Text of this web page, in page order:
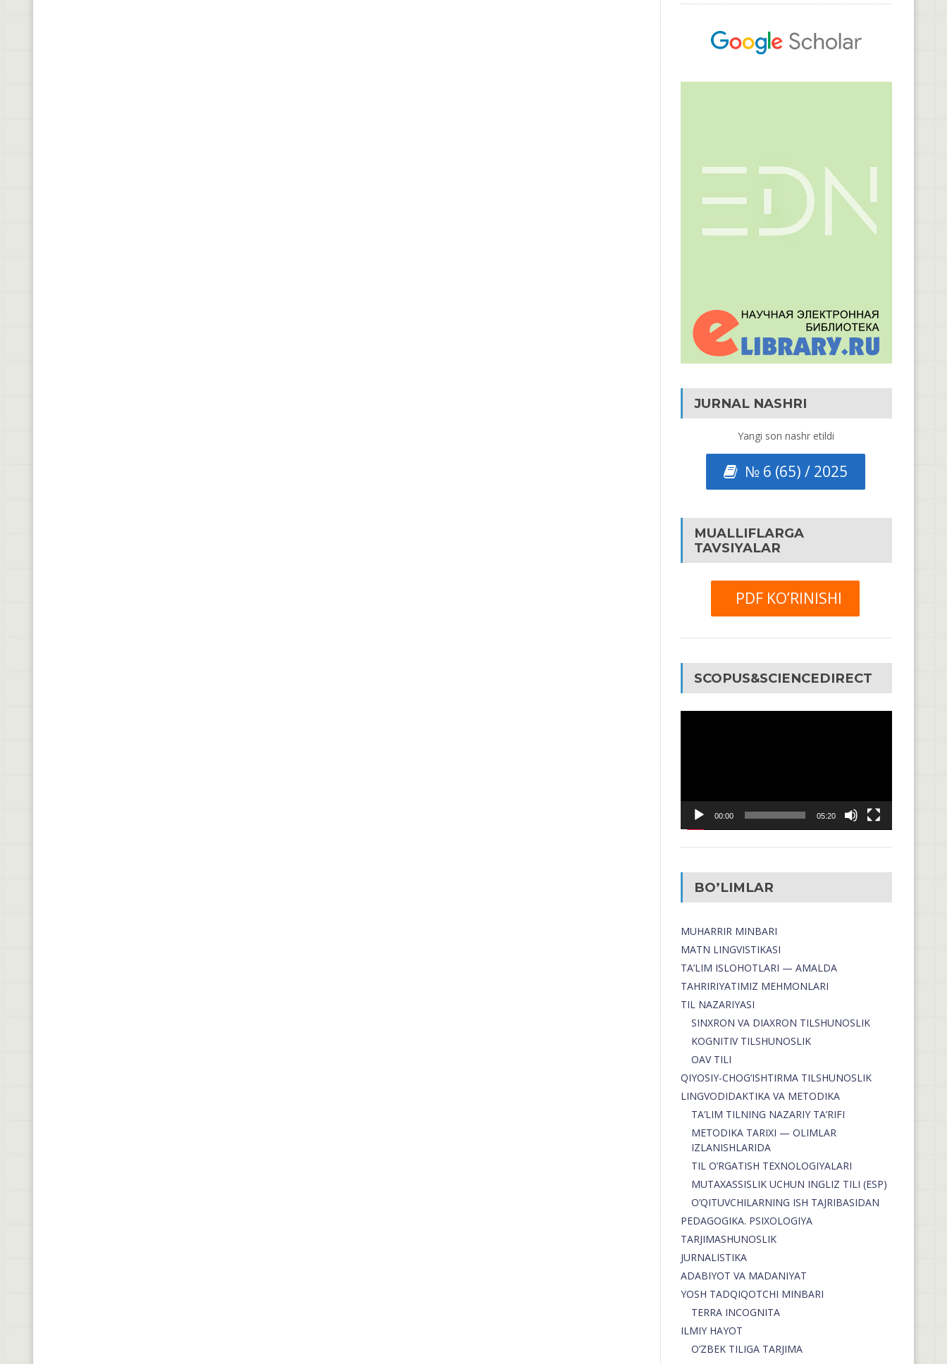
JURNAL NASHRI
Yangi son nashr etildi
№ 6 (65) / 2025
MUALLIFLARGA
TAVSIYALAR
PDF KO’RINISHI
SCOPUS&SCIENCEDIRECT
00:00 05:20
BO’LIMLAR
MUHARRIR MINBARI
MATN LINGVISTIKASI
TA’LIM ISLOHOTLARI — AMALDA
TAHRIRIYATIMIZ MEHMONLARI
TIL NAZARIYASI
SINXRON VA DIAXRON TILSHUNOSLIK
KOGNITIV TILSHUNOSLIK
OAV TILI
QIYOSIY-CHOG‘ISHTIRMA TILSHUNOSLIK
LINGVODIDAKTIKA VA METODIKA
TA’LIM TILNING NAZARIY TA’RIFI
METODIKA TARIXI — OLIMLAR
IZLANISHLARIDA
TIL O’RGATISH TEXNOLOGIYALARI
MUTAXASSISLIK UCHUN INGLIZ TILI (ESP)
O’QITUVCHILARNING ISH TAJRIBASIDAN
PEDAGOGIKA. PSIXOLOGIYA
TARJIMASHUNOSLIK
JURNALISTIKA
ADABIYOT VA MADANIYAT
YOSH TADQIQOTCHI MINBARI
TERRA INCOGNITA
ILMIY HAYOT
O’ZBEK TILIGA TARJIMA